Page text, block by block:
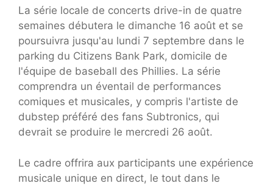
La série locale de concerts drive-in de quatre
semaines débutera le dimanche 16 août et se
poursuivra jusqu'au lundi 7 septembre dans le
parking du Citizens Bank Park, domicile de
l'équipe de baseball des Phillies. La série
comprendra un éventail de performances
comiques et musicales, y compris l'artiste de
dubstep préféré des fans Subtronics, qui
devrait se produire le mercredi 26 août.
Le cadre offrira aux participants une expérience
musicale unique en direct, le tout dans le